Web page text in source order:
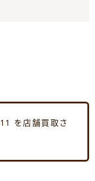
を店舗買取さ